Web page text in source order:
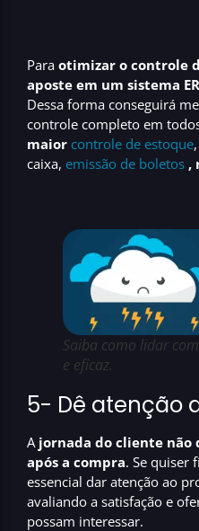
Para otimizar o controle
aposte em um sistema
Dessa forma conseguirá
controle completo em
maior controle de estoque
caixa, emissão de boletos ,
Saiba como lidar
e eficaz.
5- Dê atenção
A jornada do cliente não
após a compra. Se quiser
essencial dar atenção ao
avaliando a satisfação e
possam interessar.